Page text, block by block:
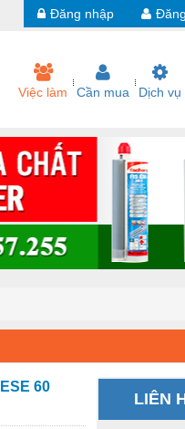
Đăng nhập
Việc làm Cần mua Dịch vụ
60
LIÊN